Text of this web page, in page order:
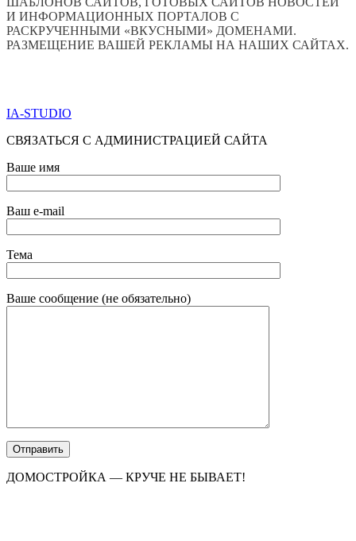
И ИНФОРМАЦИОННЫХ ПОРТАЛОВ С
РАСКРУЧЕННЫМИ «ВКУСНЫМИ» ДОМЕНАМИ.
РАЗМЕЩЕНИЕ ВАШЕЙ РЕКЛАМЫ НА НАШИХ САЙТАХ.
IA-STUDIO
СВЯЗАТЬСЯ С АДМИНИСТРАЦИЕЙ САЙТА
Ваше имя
Ваш e-mail
Тема
Ваше сообщение (не обязательно)
ДОМОСТРОЙКА — КРУЧЕ НЕ БЫВАЕТ!